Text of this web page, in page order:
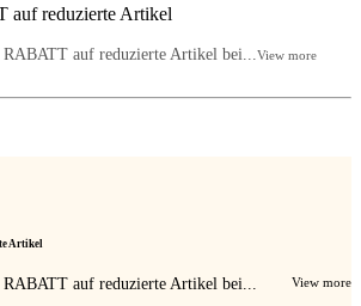
auf reduzierte Artikel
auf reduzierte Artikel bei...View more
Artikel
auf reduzierte Artikel bei... View more